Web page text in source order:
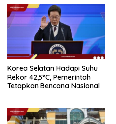
Korea Selatan Hadapi Suhu
Rekor 42,5°C, Pemerintah
Tetapkan Bencana Nasional